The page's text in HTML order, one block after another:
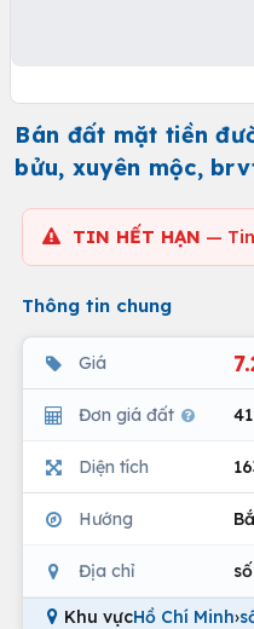
Bán đất mặt tiền
bửu, xuyên mộc,
TIN HẾT HẠN —
Thông tin chung
Giá
Đơn giá đất
Diện tích
Hướng
Địa chỉ
Khu vựcHồ Chí Minh›